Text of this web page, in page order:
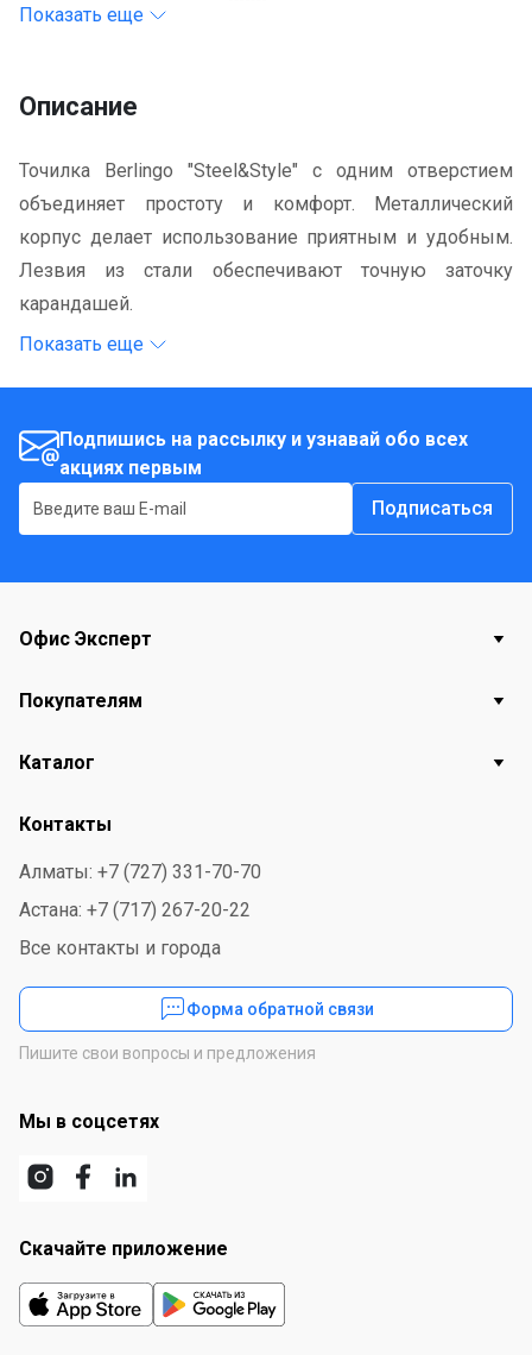
Показать еще
Описание
Точилка Berlingo "Steel&Style" с одним отверстием
объединяет простоту и комфорт. Металлический
корпус делает использование приятным и удобным.
Лезвия из стали обеспечивают точную заточку
карандашей.
Показать еще
Подпишись на рассылку и узнавай обо всех
акциях первым
Подписаться
Офис Эксперт
Покупателям
Каталог
Контакты
Алматы: +7 (727) 331-70-70
Астана: +7 (717) 267-20-22
Все контакты и города
Форма обратной связи
Пишите свои вопросы и предложения
Мы в соцсетях
Скачайте приложение